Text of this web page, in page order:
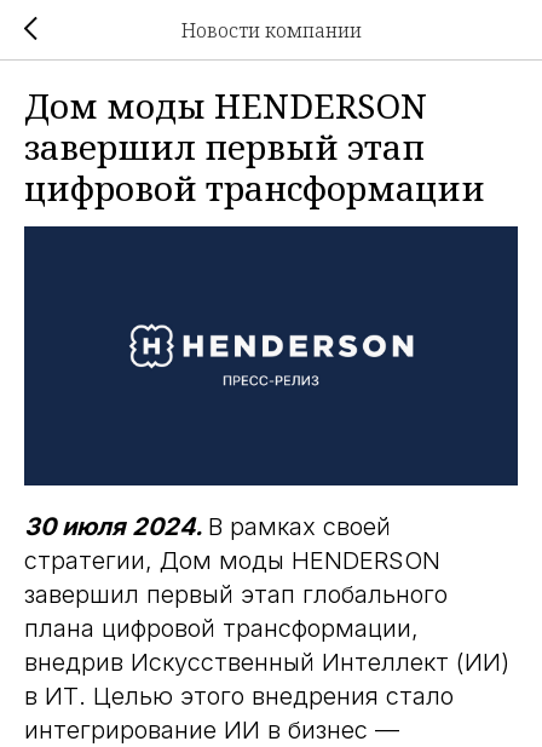
Новости компании
Дом моды HENDERSON
завершил первый этап
цифровой трансформации
30 июля 2024. В рамках своей
стратегии, Дом моды HENDERSON
завершил первый этап глобального
плана цифровой трансформации,
внедрив Искусственный Интеллект (ИИ)
в ИТ. Целью этого внедрения стало
интегрирование ИИ в бизнес —